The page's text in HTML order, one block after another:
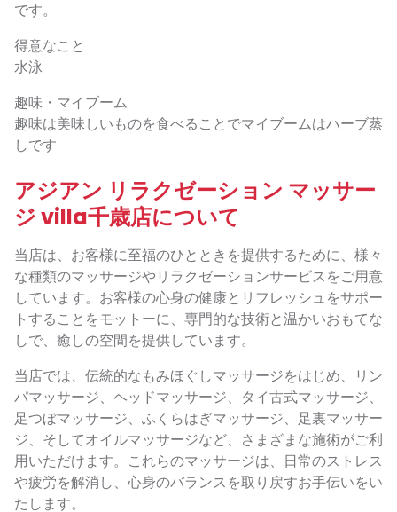
です。
得意なこと
水泳
趣味・マイブーム
趣味は美味しいものを食べることでマイブームはハーブ蒸
しです
アジアン リラクゼーション マッサー
ジ villa千歳店について
当店は、お客様に至福のひとときを提供するために、様々
な種類のマッサージやリラクゼーションサービスをご用意
しています。お客様の心身の健康とリフレッシュをサポー
トすることをモットーに、専門的な技術と温かいおもてな
しで、癒しの空間を提供しています。
当店では、伝統的なもみほぐしマッサージをはじめ、リン
パマッサージ、ヘッドマッサージ、タイ古式マッサージ、
足つぼマッサージ、ふくらはぎマッサージ、足裏マッサー
ジ、そしてオイルマッサージなど、さまざまな施術がご利
用いただけます。これらのマッサージは、日常のストレス
や疲労を解消し、心身のバランスを取り戻すお手伝いをい
たします。